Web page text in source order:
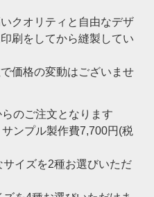
クオリティと自由なデザ
刷をしてから縫製してい
価格の変動はございませ
のご注文となります
ンプル製作費7,700円(税
イズを2種お選びいただ